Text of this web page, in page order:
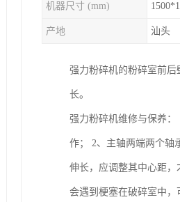
机器尺寸 (mm)
产地 汕头
强力粉碎机的粉碎室前
长。
强力粉碎机维修与保养
作； 2、主轴两端两个轴
伸长，应调整其中心距，
会遇到梗塞在破碎室中